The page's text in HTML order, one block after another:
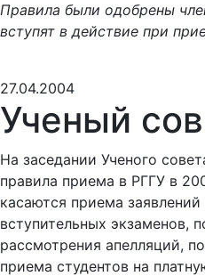
Правила были одобрены
вступят в действие при
27.04.2004
Ученый
На заседании Ученого
правила приема в РГГУ в
касаются приема
вступительных экзаменов,
рассмотрения апелляций,
приема студентов на